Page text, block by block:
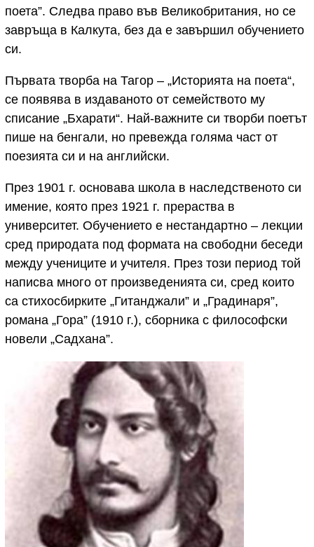
поета”. Следва право във Великобритания, но се
завръща в Калкута, без да е завършил обучението
си.
Първата творба на Тагор – „Историята на поета“,
се появява в издаваното от семейството му
списание „Бхарати“. Най-важните си творби поетът
пише на бенгали, но превежда голяма част от
поезията си и на английски.
През 1901 г. основава школа в наследственото си
имение, която през 1921 г. прераства в
университет. Обучението е нестандартно – лекции
сред природата под формата на свободни беседи
между учениците и учителя. През този период той
написва много от произведенията си, сред които
са стихосбирките „Гитанджали” и „Градинаря”,
романа „Гора” (1910 г.), сборника с философски
новели „Садхана”.